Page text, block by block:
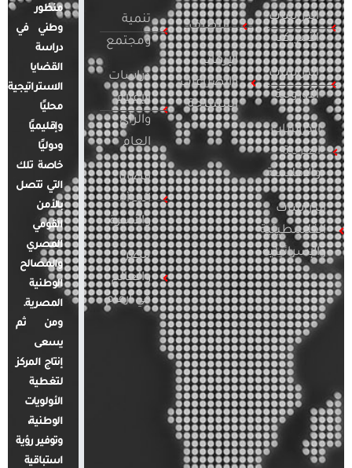
الدراسات
الأمريكية
الدراسات
الأوروبية
الدراسات
العربية
والإقليمية
الدراسات
الفلسطينية
والإسرائيلية
التطرف
الإرهاب
والصراعات
المسلحة
تنمية
ومجتمع
دراسات
الإعلام
والرأي
العام
قضايا
المرأة
والأسرة
مصر
والعالم
في أرقام
منظور
وطني في
دراسة
القضايا
الاستراتيجية
محليًا
وإقليميًا
ودوليًا
خاصة تلك
التي تتصل
بالأمن
القومي
المصري
والمصالح
الوطنية
المصرية.
ومن ثم
يسعى
إنتاج المركز
لتغطية
الأولويات
الوطنية،
وتوفير رؤية
استباقية